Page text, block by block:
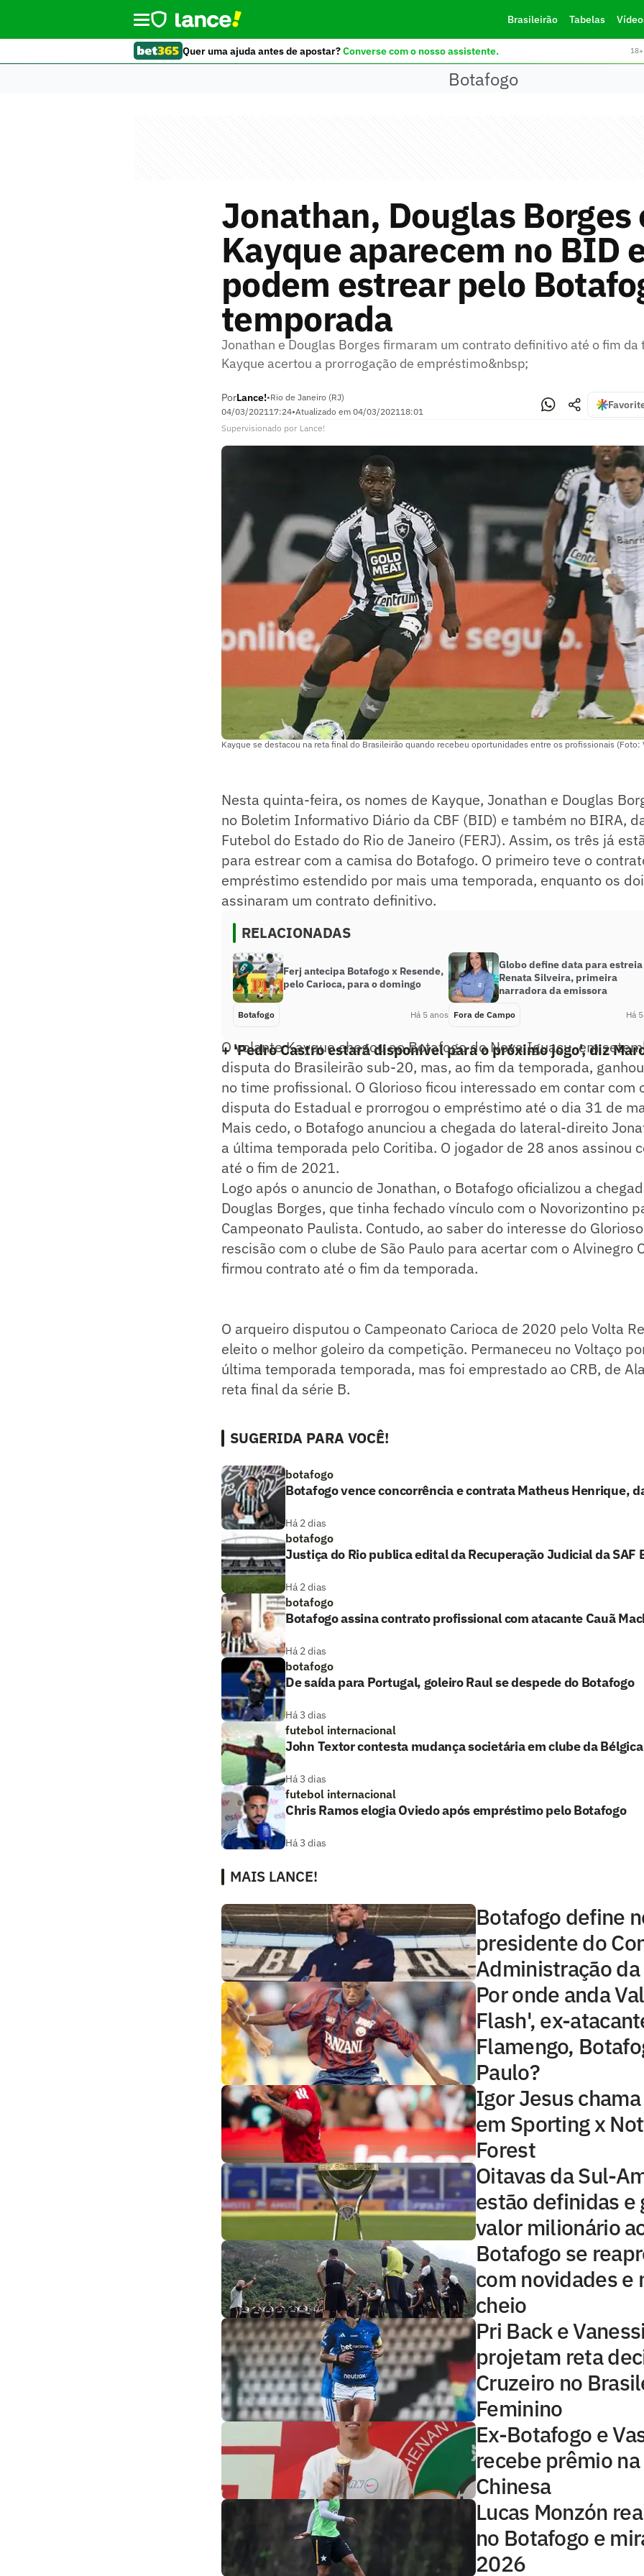
Brasileirão Tabelas
Quer uma ajuda antes de apostar?Converse com o nosso assistente.
Botafogo
Jonathan, Douglas Borges
Kayque aparecem no BID
podem estrear pelo
temporada
Jonathan e Douglas Borges firmaram um contrato definitivo até o fim da
Kayque acertou a prorrogação de empréstimo&nbsp;
PorLance!•Rio de Janeiro (RJ)
04/03/202117:24•Atualizado em 04/03/202118:01
Supervisionado por Lance!
Kayque se destacou na reta final do Brasileirão quando recebeu oportunidades entre os profissionais (Foto:
Nesta quinta-feira, os nomes de Kayque, Jonathan e Douglas
no Boletim Informativo Diário da CBF (BID) e também no BIRA,
Futebol do Estado do Rio de Janeiro (FERJ). Assim, os três já
para estrear com a camisa do Botafogo. O primeiro teve o
empréstimo estendido por mais uma temporada, enquanto os
assinaram um contrato definitivo.
RELACIONADAS
Ferj antecipa Botafogo x Resende,
pelo Carioca, para o domingo
Botafogo Há 5 anos
Globo define data para
Renata Silveira, primeira
narradora da emissora
Fora de Campo Há
+ 'Pedro Castro estará disponível para o próximo jogo', diz
O volante Kayque chegou ao Botafogo do Nova Iguaçu, em
disputa do Brasileirão sub-20, mas, ao fim da temporada,
no time profissional. O Glorioso ficou interessado em contar com
disputa do Estadual e prorrogou o empréstimo até o dia 31 de
Mais cedo, o Botafogo anunciou a chegada do lateral-direito
a última temporada pelo Coritiba. O jogador de 28 anos assinou
até o fim de 2021.
Logo após o anuncio de Jonathan, o Botafogo oficializou a
Douglas Borges, que tinha fechado vínculo com o Novorizontino
Campeonato Paulista. Contudo, ao saber do interesse do
rescisão com o clube de São Paulo para acertar com o Alvinegro
firmou contrato até o fim da temporada.
O arqueiro disputou o Campeonato Carioca de 2020 pelo Volta
eleito o melhor goleiro da competição. Permaneceu no Voltaço
última temporada temporada, mas foi emprestado ao CRB, de
reta final da série B.
SUGERIDA PARA VOCÊ!
botafogo
Botafogo vence concorrência e contrata Matheus Henrique,
Há 2 dias
botafogo
Justiça do Rio publica edital da Recuperação Judicial da SAF
Há 2 dias
botafogo
Botafogo assina contrato profissional com atacante Cauã
Há 2 dias
botafogo
De saída para Portugal, goleiro Raul se despede do Botafogo
Há 3 dias
futebol internacional
John Textor contesta mudança societária em clube da Bélgica
Há 3 dias
futebol internacional
Chris Ramos elogia Oviedo após empréstimo pelo Botafogo
Há 3 dias
MAIS LANCE!
Botafogo define
presidente do
Administração da
Por onde anda
Flash', ex-
Flamengo,
Paulo?
Igor Jesus
em Sporting x
Forest
Oitavas da Sul-
estão definidas e
valor milionário
Botafogo se
com novidades e
cheio
Pri Back e
projetam reta
Cruzeiro no
Feminino
Ex-Botafogo e
recebe prêmio
Chinesa
Lucas Monzón
no Botafogo e
2026